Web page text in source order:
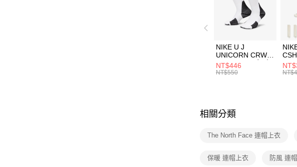
NIKE U J
UNICORN CRW
1PR -160 男女 中
統襪 FZ3393100
NT$446
NT$550
144
女
相關分類
The North Face 連帽上衣
保暖 連帽上衣 防風 連